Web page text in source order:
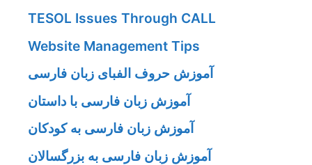
TESOL Issues Through CALL
Website Management Tips
آموزش حروف الفبای زبان فارسی
آموزش زبان فارسی با داستان
آموزش زبان فارسی به کودکان
آموزش زبان فارسی به بزرگسالان